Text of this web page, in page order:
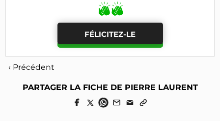
FÉLICITEZ-LE
‹ Précédent
PARTAGER LA FICHE DE PIERRE LAURENT